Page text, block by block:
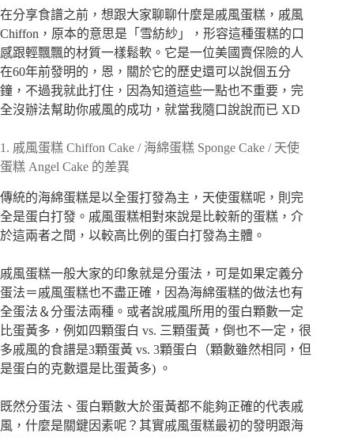
在分享食譜之前，想跟大家聊聊什麼是戚風蛋糕，戚風
Chiffon，原本的意思是「雪紡紗」，形容這種蛋糕的口
感跟輕飄飄的材質一樣鬆軟。它是一位美國賣保險的人
在60年前發明的，恩，關於它的歷史還可以說個五分
鐘，不過我就此打住，因為知道這些一點也不重要，完
全沒辦法幫助你戚風的成功，就當我隨口說說而已 XD
1. 戚風蛋糕 Chiffon Cake / 海綿蛋糕 Sponge Cake / 天使
蛋糕 Angel Cake 的差異
傳統的海綿蛋糕是以全蛋打發為主，天使蛋糕呢，則完
全是蛋白打發。戚風蛋糕相對來說是比較新的蛋糕，介
於這兩者之間，以較高比例的蛋白打發為主體。
戚風蛋糕一般大家的印象就是分蛋法，可是如果定義分
蛋法＝戚風蛋糕也不盡正確，因為海綿蛋糕的做法也有
全蛋法＆分蛋法兩種。或者說戚風所用的蛋白顆數一定
比蛋黃多，例如四顆蛋白 vs. 三顆蛋黃，倒也不一定，很
多戚風的食譜是3顆蛋黃 vs. 3顆蛋白（顆數雖然相同，但
是蛋白的克數還是比蛋黃多) 。
既然分蛋法、蛋白顆數大於蛋黃都不能夠正確的代表戚
風，什麼是關鍵因素呢？其實戚風蛋糕最初的發明跟海